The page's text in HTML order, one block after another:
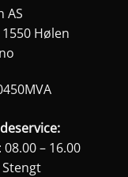
AS
Hølen
– 16.00
Stengt